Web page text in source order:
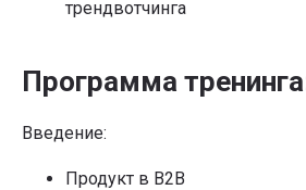
трендвотчинга
Программа
Введение:
Продукт в B2B